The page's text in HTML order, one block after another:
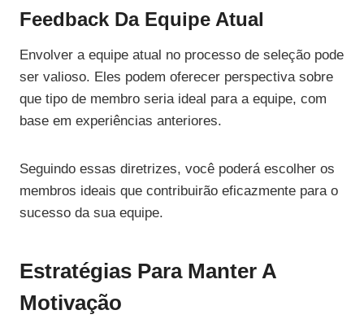
Feedback Da Equipe Atual
Envolver a equipe atual no processo de seleção pode
ser valioso. Eles podem oferecer perspectiva sobre
que tipo de membro seria ideal para a equipe, com
base em experiências anteriores.
Seguindo essas diretrizes, você poderá escolher os
membros ideais que contribuirão eficazmente para o
sucesso da sua equipe.
Estratégias Para Manter A
Motivação